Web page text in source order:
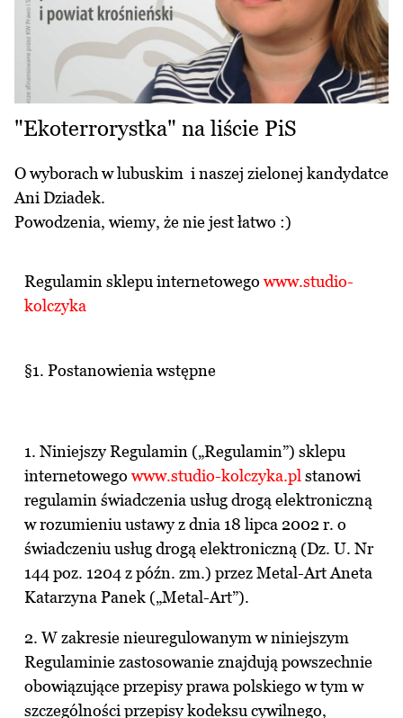
"Ekoterrorystka" na liście PiS
O wyborach w lubuskim i naszej zielonej kandydatce
Ani Dziadek.
Powodzenia, wiemy, że nie jest łatwo :)
Regulamin sklepu internetowego www.studio-
kolczyka
§1. Postanowienia wstępne
1. Niniejszy Regulamin („Regulamin”) sklepu
internetowego www.studio-kolczyka.pl stanowi
regulamin świadczenia usług drogą elektroniczną
w rozumieniu ustawy z dnia 18 lipca 2002 r. o
świadczeniu usług drogą elektroniczną (Dz. U. Nr
144 poz. 1204 z późn. zm.) przez Metal-Art Aneta
Katarzyna Panek („Metal-Art”).
2. W zakresie nieuregulowanym w niniejszym
Regulaminie zastosowanie znajdują powszechnie
obowiązujące przepisy prawa polskiego w tym w
szczególności przepisy kodeksu cywilnego,